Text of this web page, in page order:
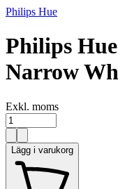
Philips Hue
Philips
Narrow
Exkl. moms
Lägg i varukorg